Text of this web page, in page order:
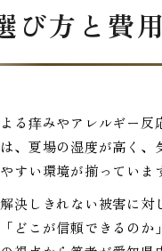
び方と費
る痒みやアレルギー
、夏場の湿度が高く
すい環境が揃っていま
決しきれない被害に
どこが信頼できるの